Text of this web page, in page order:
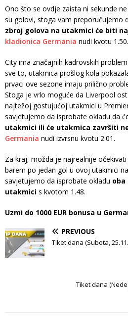
Ono što se ovdje zaista ni sekunde
su golovi, stoga vam preporučujemo
zbroj golova na utakmici će biti
kladionica Germania nudi kvotu 1.50.
City ima značajnih kadrovskih
sve to, utakmica prošlog kola
prvaci ove sezone imaju prilično
Stoga je vrlo moguće da Liverpool
najtežoj gostujućoj utakmici u
savjetujemo da isprobate okladu da
utakmici ili će utakmica završiti
Germania nudi izvrsnu kvotu 2.01.
Za kraj, možda je najrealnije
barem po jedan gol u ovoj utakmici
savjetujemo da isprobate okladu oba
utakmici s kvotom 1.48.
Uzmi do 1000 EUR bonusa u
PREVIOUS
Tiket dana (Subota,
Tiket dana